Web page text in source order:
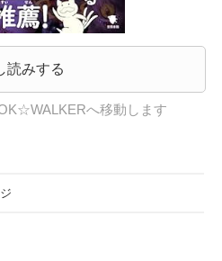
読みする
へ移動します